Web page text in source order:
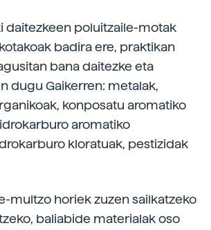
daitezkeen poluitzaile-motak
badira ere, praktikan
bana daitezke eta
dugu Gaikerren: metalak,
konposatu aromatiko
aromatiko
kloratuak, pestizidak
multzo horiek zuzen sailkatzeko
baliabide materialak oso